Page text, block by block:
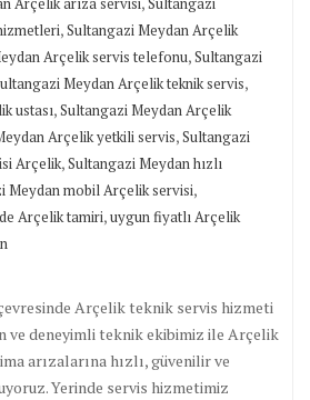
,Sultangazi Meydan Arçelik
Arçelik servis telefonu,Sultangazi
Meydan Arçelik teknik servis,
ustası,Sultangazi Meydan Arçelik
Arçelik yetkili servis,Sultangazi
Arçelik,Sultangazi Meydan hızlı
Meydan mobil Arçelik servisi,
Arçelik tamiri,uygun fiyatlı Arçelik
Arçelik teknik servis hizmeti
ve deneyimli teknik ekibimiz ile Arçelik
arızalarına hızlı, güvenilir ve
Yerinde servis hizmetimiz